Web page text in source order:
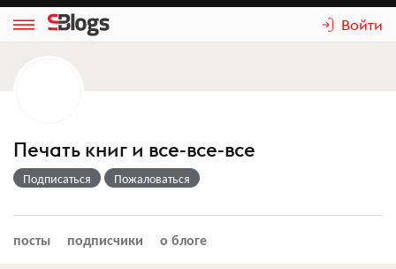
Войти
Печать книг и все-все-все
Подписаться Пожаловаться
посты подписчики о блоге